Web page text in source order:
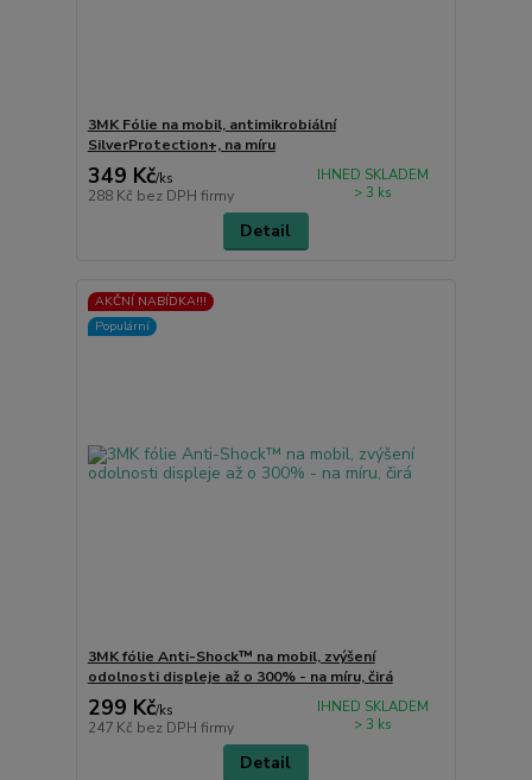
3MK Fólie na mobil, antimikrobiální
SilverProtection+, na míru
349 Kč/ks
288 Kč bez DPH firmy
IHNED SKLADEM
> 3 ks
Detail
AKČNÍ NABÍDKA!!!
Populární
3MK fólie Anti-Shock™ na mobil, zvýšení
odolnosti displeje až o 300% - na míru, čirá
299 Kč/ks
247 Kč bez DPH firmy
IHNED SKLADEM
> 3 ks
Detail